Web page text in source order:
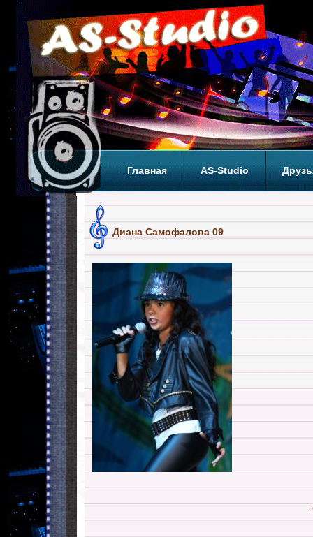
Главная AS-Studio
Диана Самофалова 09